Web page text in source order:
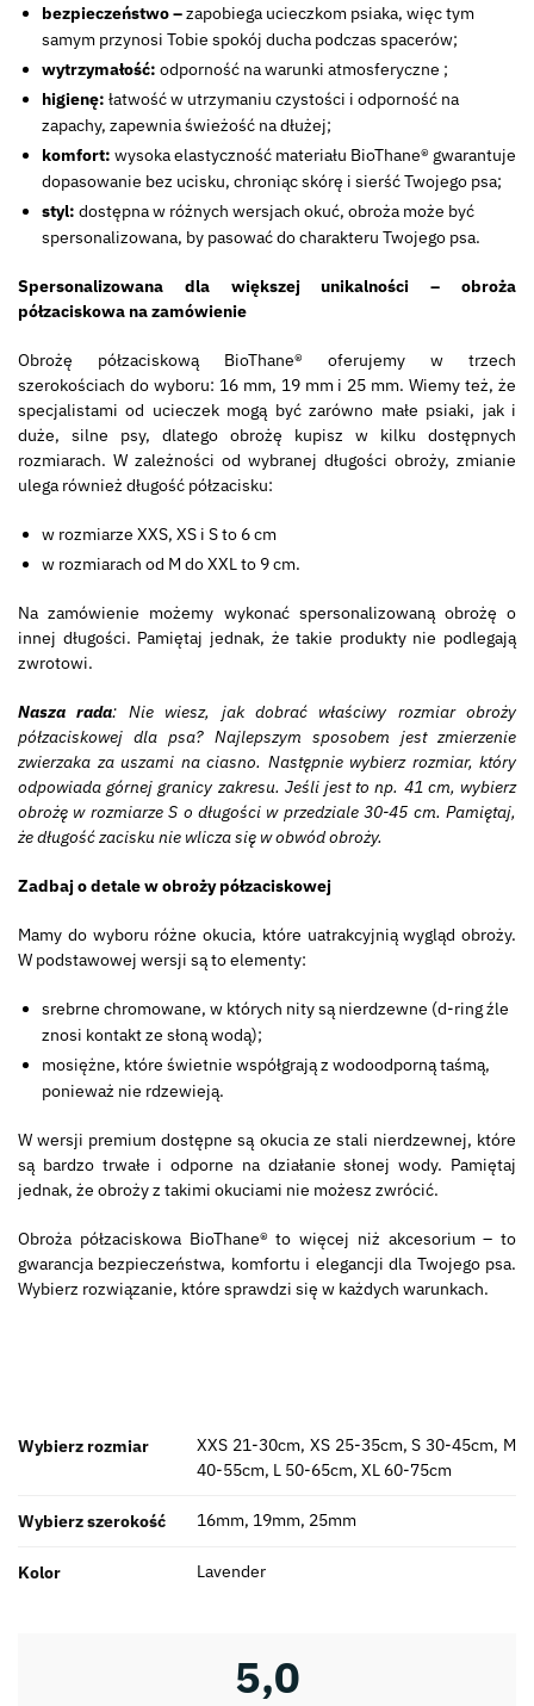
bezpieczeństwo –zapobiega ucieczkom psiaka, więc tym
samym przynosi Tobie spokój ducha podczas spacerów;
wytrzymałość: odporność na warunki atmosferyczne ;
higienę: łatwość w utrzymaniu czystości i odporność na
zapachy, zapewnia świeżość na dłużej;
komfort: wysoka elastyczność materiału BioThane® gwarantuje
dopasowanie bez ucisku, chroniąc skórę i sierść Twojego psa;
styl: dostępna w różnych wersjach okuć, obroża może być
spersonalizowana, by pasować do charakteru Twojego psa.
Spersonalizowana dla większej unikalności – obroża
półzaciskowa na zamówienie
Obrożę półzaciskową BioThane® oferujemy w trzech
szerokościach do wyboru: 16 mm, 19 mm i 25 mm. Wiemy też, że
specjalistami od ucieczek mogą być zarówno małe psiaki, jak i
duże, silne psy, dlatego obrożę kupisz w kilku dostępnych
rozmiarach. W zależności od wybranej długości obroży, zmianie
ulega również długość półzacisku:
w rozmiarze XXS, XS i S to 6 cm
w rozmiarach od M do XXL to 9 cm.
Na zamówienie możemy wykonać spersonalizowaną obrożę o
innej długości. Pamiętaj jednak, że takie produkty nie podlegają
zwrotowi.
Nasza rada: Nie wiesz, jak dobrać właściwy rozmiar obroży
półzaciskowej dla psa? Najlepszym sposobem jest zmierzenie
zwierzaka za uszami na ciasno. Następnie wybierz rozmiar, który
odpowiada górnej granicy zakresu. Jeśli jest to np. 41 cm, wybierz
obrożę w rozmiarze S o długości w przedziale 30-45 cm. Pamiętaj,
że długość zacisku nie wlicza się w obwód obroży.
Zadbaj o detale w obroży półzaciskowej
Mamy do wyboru różne okucia, które uatrakcyjnią wygląd obroży.
W podstawowej wersji są to elementy:
srebrne chromowane, w których nity są nierdzewne (d-ring źle
znosi kontakt ze słoną wodą);
mosiężne, które świetnie współgrają z wodoodporną taśmą,
ponieważ nie rdzewieją.
W wersji premium dostępne są okucia ze stali nierdzewnej, które
są bardzo trwałe i odporne na działanie słonej wody. Pamiętaj
jednak, że obroży z takimi okuciami nie możesz zwrócić.
Obroża półzaciskowa BioThane® to więcej niż akcesorium – to
gwarancja bezpieczeństwa, komfortu i elegancji dla Twojego psa.
Wybierz rozwiązanie, które sprawdzi się w każdych warunkach.
Wybierz rozmiar
XXS 21-30cm, XS 25-35cm, S 30-45cm, M
40-55cm, L 50-65cm, XL 60-75cm
Wybierz szerokość 16mm, 19mm, 25mm
Kolor Lavender
5,0